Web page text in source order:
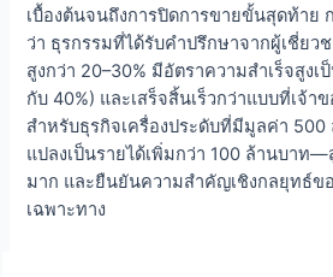
เบื้องต้นจนถึงการปิดการขายขั้นสุดท้าย
ว่า ธุรกรรมที่ได้รับคำปรึกษาจากผู้เชี่ยว
สูงกว่า 20–30% มีอัตราความสำเร็จสูงเ
กับ 40%) และเสร็จสิ้นเร็วกว่าแบบที่เจ้าข
สำหรับธุรกิจเครื่องประดับที่มีมูลค่า
แปลงเป็นรายได้เพิ่มกว่า 100 ล้านบาท
มาก และยืนยันความสำคัญเชิงกลยุทธ์ข
เฉพาะทาง